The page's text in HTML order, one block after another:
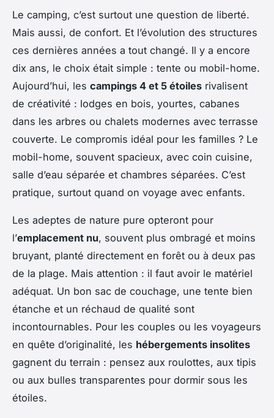
Le camping, c’est surtout une question de liberté.
Mais aussi, de confort. Et l’évolution des structures
ces dernières années a tout changé. Il y a encore
dix ans, le choix était simple : tente ou mobil-home.
Aujourd’hui, les campings 4 et 5 étoiles rivalisent
de créativité : lodges en bois, yourtes, cabanes
dans les arbres ou chalets modernes avec terrasse
couverte. Le compromis idéal pour les familles ? Le
mobil-home, souvent spacieux, avec coin cuisine,
salle d’eau séparée et chambres séparées. C’est
pratique, surtout quand on voyage avec enfants.
Les adeptes de nature pure opteront pour
l’emplacement nu, souvent plus ombragé et moins
bruyant, planté directement en forêt ou à deux pas
de la plage. Mais attention : il faut avoir le matériel
adéquat. Un bon sac de couchage, une tente bien
étanche et un réchaud de qualité sont
incontournables. Pour les couples ou les voyageurs
en quête d’originalité, les hébergements insolites
gagnent du terrain : pensez aux roulottes, aux tipis
ou aux bulles transparentes pour dormir sous les
étoiles.